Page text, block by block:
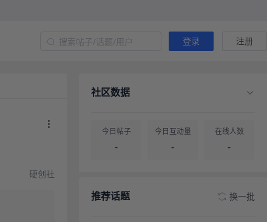
登录 注册
硬创社
社区数据
今日帖子
-
今日互动量
-
在线人数
-
-
推荐话题 换一批